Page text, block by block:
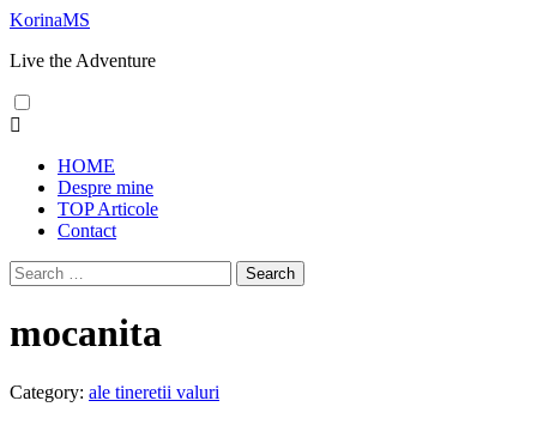
Skip
content
KorinaMS
Live the Adventure
HOME
Despre mine
TOP Articole
Contact
Search
for:
mocanita
Category: ale tineretii valuri